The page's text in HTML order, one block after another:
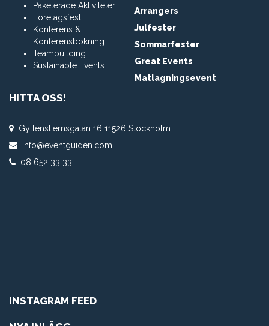
Paketerade Aktiviteter
Företagsfest
Konferens &
Konferensbokning
Teambuilding
Sustainable Events
Arrangers
Julfester
Sommarfester
Great Events
Matlagningsevent
HITTA OSS!
Gyllenstiernsgatan 16 11526 Stockholm
info@eventguiden.com
08 652 33 33
INSTAGRAM FEED